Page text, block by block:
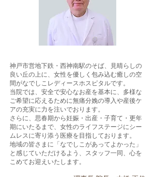
神戸市営地下鉄・西神南駅のそば、見晴らしの
良い丘の上に、女性を優しく包み込む癒しの空
間がなでしこレディースホスピタルです。
当院では、安全で安心なお産を基本に、多様な
ご希望に応えるために無痛分娩の導入や産後ケ
アの充実に力を注いでおります。
さらに、思春期から妊娠・出産・子育て・更年
期にいたるまで、女性のライフステージにシー
ムレスに寄り添う医療を目指しております。
地域の皆さまに「なでしこがあってよかった」
と感じていただけるよう、スタッフ一同、心を
こめてお迎えいたします。